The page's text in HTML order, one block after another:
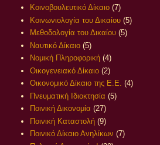
Κοινοβουλευτικό Δίκαιο (7)
Κοινωνιολογία του Δικαίου (5)
Μεθοδολογία του Δικαίου (5)
Ναυτικό Δίκαιο (5)
Νομική Πληροφορική (4)
Οικογενειακό Δίκαιο (2)
Οικονομικό Δίκαιο της Ε.Ε. (4)
Πνευματική Ιδιοκτησία (5)
Ποινική Δικονομία (27)
Ποινική Καταστολή (9)
Ποινικό Δίκαιο Ανηλίκων (7)